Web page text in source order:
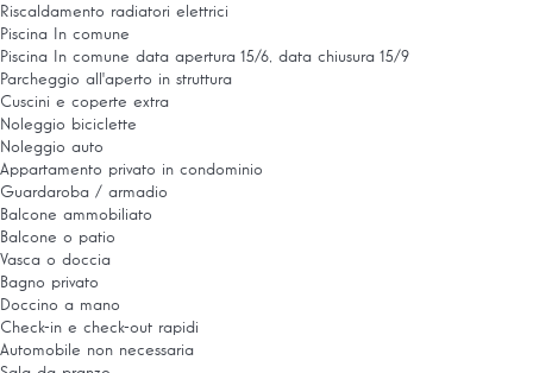
Riscaldamento radiatori elettrici
Piscina In comune
Piscina In comune data apertura 15/6, data chiusura 15/9
Parcheggio all'aperto in struttura
Cuscini e coperte extra
Noleggio biciclette
Noleggio auto
Appartamento privato in condominio
Guardaroba / armadio
Balcone ammobiliato
Balcone o patio
Vasca o doccia
Bagno privato
Doccino a mano
Check-in e check-out rapidi
Automobile non necessaria